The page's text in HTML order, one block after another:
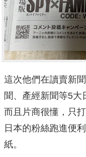
這次他們在讀賣新
聞、產經新聞等5大
而且片商很懂，只
日本的粉絲跑進便
紙。